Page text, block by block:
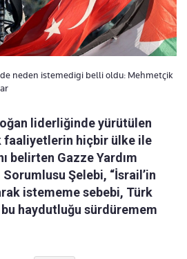
neden istemedigi belli oldu: Mehmetçik
liderliğinde yürütülen
faaliyetlerin hiçbir ülke ile
belirten Gazze Yardım
Şelebi, “İsrail’in
istememe sebebi, Türk
haydutluğu sürdüremem